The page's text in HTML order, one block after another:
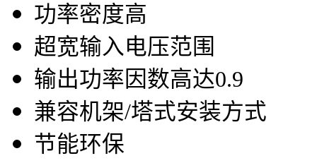
功率密度高
超宽输入电压范围
输出功率因数高达0.9
兼容机架/塔式安装方式
节能环保